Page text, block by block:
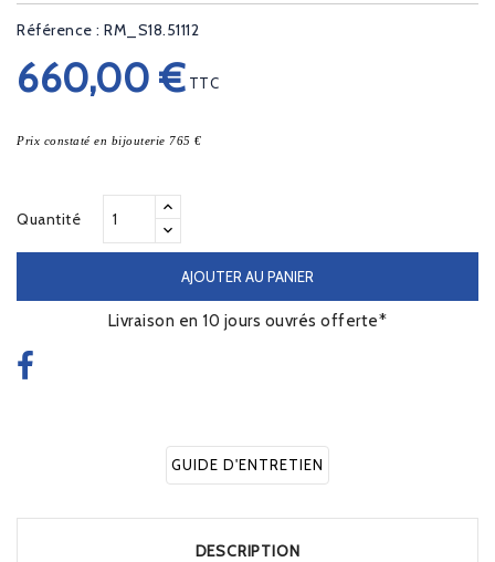
Référence : RM_S18.51112
660,00 € TTC
Prix constaté en bijouterie 765 €
Quantité
AJOUTER AU PANIER
Livraison en 10 jours ouvrés offerte*
GUIDE D'ENTRETIEN
DESCRIPTION